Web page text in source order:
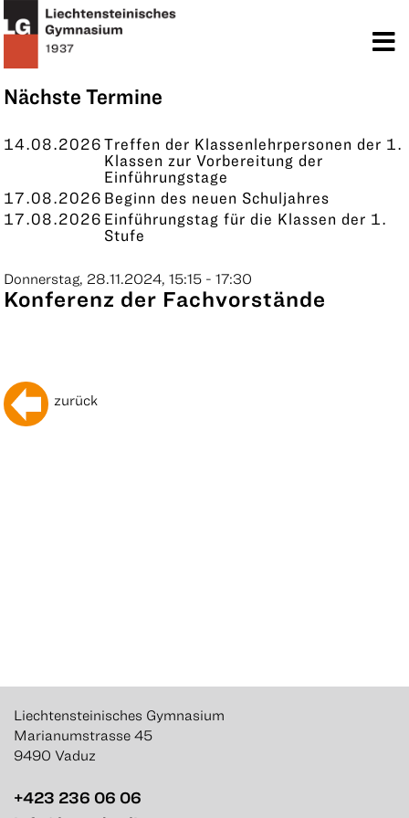
Nächste Termine
14.08.2026Treffen der Klassenlehrpersonen der 1.
Klassen zur Vorbereitung der
Einführungstage
17.08.2026 Beginn des neuen Schuljahres
17.08.2026 Einführungstag für die Klassen der 1.
Stufe
KONTAKT
Donnerstag, 28.11.2024, 15:15 - 17:30
Konferenz der Fachvorstände
zurück
Liechtensteinisches Gymnasium
Marianumstrasse 45
9490 Vaduz
+423 236 06 06